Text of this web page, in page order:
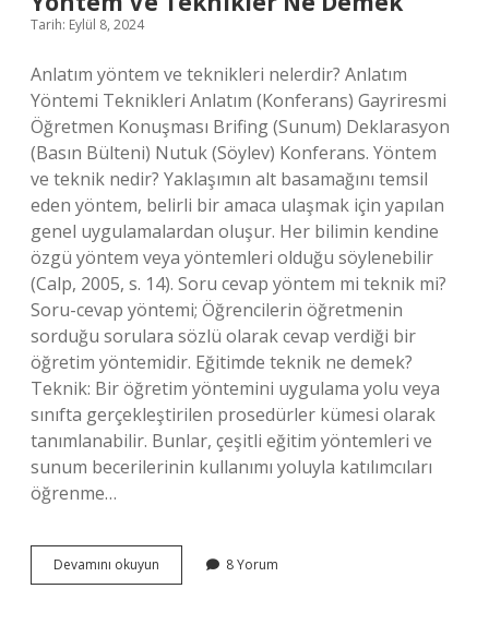
Tarih: Eylül 8, 2024
Anlatım yöntem ve teknikleri nelerdir? Anlatım
Yöntemi Teknikleri Anlatım (Konferans) Gayriresmi
Öğretmen Konuşması Brifing (Sunum) Deklarasyon
(Basın Bülteni) Nutuk (Söylev) Konferans. Yöntem
ve teknik nedir? Yaklaşımın alt basamağını temsil
eden yöntem, belirli bir amaca ulaşmak için yapılan
genel uygulamalardan oluşur. Her bilimin kendine
özgü yöntem veya yöntemleri olduğu söylenebilir
(Calp, 2005, s. 14). Soru cevap yöntem mi teknik mi?
Soru-cevap yöntemi; Öğrencilerin öğretmenin
sorduğu sorulara sözlü olarak cevap verdiği bir
öğretim yöntemidir. Eğitimde teknik ne demek?
Teknik: Bir öğretim yöntemini uygulama yolu veya
sınıfta gerçekleştirilen prosedürler kümesi olarak
tanımlanabilir. Bunlar, çeşitli eğitim yöntemleri ve
sunum becerilerinin kullanımı yoluyla katılımcıları
öğrenme…
Devamını okuyun
Ve
8 Yorum